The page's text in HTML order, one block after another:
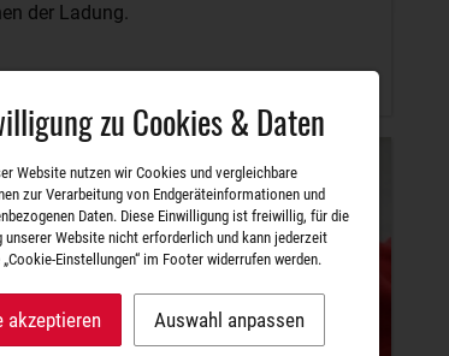
der Ladung.
zu Cookies & Daten
Website nutzen wir Cookies und vergleichbare
zur Verarbeitung von Endgeräteinformationen und
Daten. Diese Einwilligung ist freiwillig, für die
unserer Website nicht erforderlich und kann jederzeit
Einstellungen“ im Footer widerrufen werden.
akzeptieren Auswahl anpassen